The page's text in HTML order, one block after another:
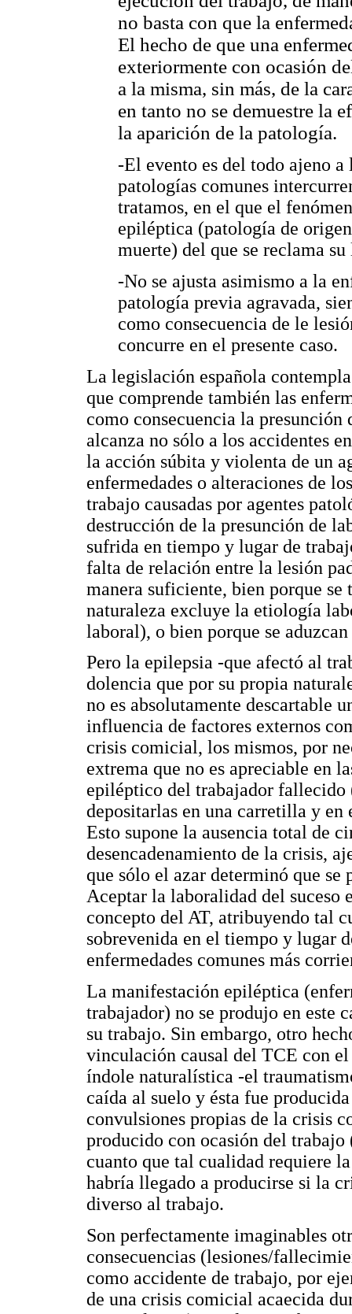
no basta con que la
El hecho de que una
exteriormente con ocasión
a la misma, sin más, de la
en tanto no se demuestre la
la aparición de la patología.
-El evento es del todo ajeno
patologías comunes
tratamos, en el que el
epiléptica (patología de
muerte) del que se reclama
-No se ajusta asimismo a la
patología previa agravada,
como consecuencia de le
concurre en el presente caso.
La legislación española
que comprende también las
como consecuencia la
alcanza no sólo a los accidentes
la acción súbita y violenta de un
enfermedades o alteraciones de
trabajo causadas por agentes
destrucción de la presunción de
sufrida en tiempo y lugar de
falta de relación entre la lesión
manera suficiente, bien porque se
naturaleza excluye la etiología
laboral), o bien porque se
Pero la epilepsia -que afectó al
dolencia que por su propia
no es absolutamente descartable
influencia de factores externos
crisis comicial, los mismos, por
extrema que no es apreciable en
epiléptico del trabajador fallecido
depositarlas en una carretilla y
Esto supone la ausencia total de
desencadenamiento de la crisis,
que sólo el azar determinó que
Aceptar la laboralidad del
concepto del AT, atribuyendo tal
sobrevenida en el tiempo y lugar
enfermedades comunes más
La manifestación epiléptica
trabajador) no se produjo en este
su trabajo. Sin embargo, otro
vinculación causal del TCE con
índole naturalística -el
caída al suelo y ésta fue
convulsiones propias de la crisis
producido con ocasión del
cuanto que tal cualidad requiere
habría llegado a producirse si la
diverso al trabajo.
Son perfectamente imaginables
consecuencias (lesiones/
como accidente de trabajo, por
de una crisis comicial acaecida